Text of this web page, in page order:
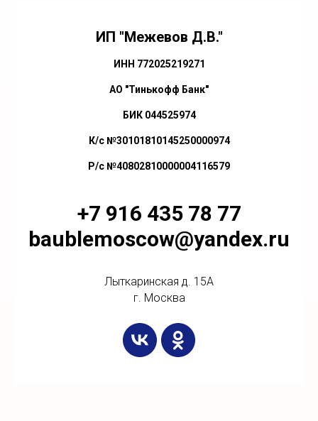
ИП "Межевов Д.В."
ИНН 772025219271
АО "Тинькофф Банк"
БИК 044525974
К/с №30101810145250000974
Р/с №40802810000004116579
+7 916 435 78 77
baublemoscow@yandex.ru
Лыткаринская д. 15А
г. Москва